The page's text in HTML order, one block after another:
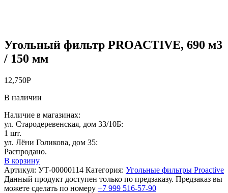
Угольный фильтр PROACTIVE, 690 м3
/ 150 мм
12,750Р
В наличии
Наличие в магазинах:
ул. Стародеревенская, дом 33/10Б:
1 шт.
ул. Лёни Голикова, дом 35:
Распродано.
В корзину
Артикул: УТ-00000114 Категория: Угольные фильтры Proactive
Данный продукт доступен только по предзаказу. Предзаказ вы
можете сделать по номеру +7 999 516-57-90